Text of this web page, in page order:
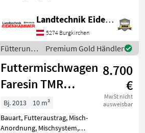
Misch-Anordnung:
horizontal, Mischsystem:
Schnecken, Stützfuß,
Wiegeeinrichtung Faresin
Futtermischwagen TMR 70
Landtechnik Eidenhammer GmbH
5274 Burgkirchen
Fütterungstechnik
/ Faresin
Premium Gold Händler
Futtermischwagen
Faresin TMR
1050
8.700
€
MwSt nicht
ausweisbar
Bj. 2013
10 m³
Bauart, Futteraustrag, Misch-
Anordnung, Mischsystem,